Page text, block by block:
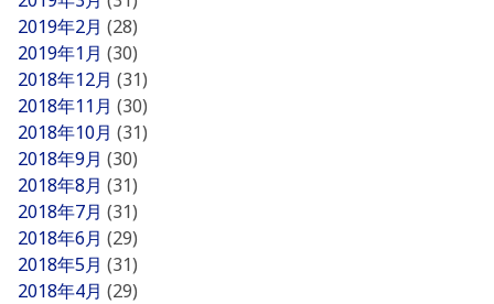
2019年2月 (28)
2019年1月 (30)
2018年12月 (31)
2018年11月 (30)
2018年10月 (31)
2018年9月 (30)
2018年8月 (31)
2018年7月 (31)
2018年6月 (29)
2018年5月 (31)
2018年4月 (29)